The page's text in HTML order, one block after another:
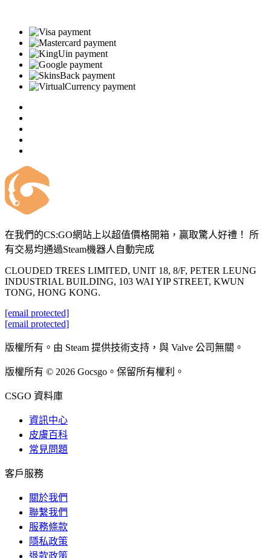
在我們的CS:GO網站上以超值價格開箱，贏取驚人好禮！ 所
有交易均通過Steam機器人自動完成
CLOUDED TREES LIMITED, UNIT 18, 8/F, PETER LEUNG
INDUSTRIAL BUILDING, 103 WAI YIP STREET, KWUN
TONG, HONG KONG.
[email protected]
[email protected]
版權所有。由 Steam 提供技術支持，與 Valve 公司無關。
版權所有 © 2026 Gocsgo。保留所有權利。
CSGO 資料庫
資訊中心
皮膚百科
常見問題
客戶服務
關於我們
聯繫我們
服務條款
隱私政策
退款政策